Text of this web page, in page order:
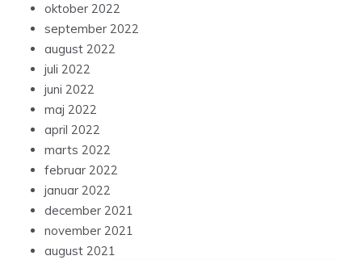
oktober 2022
september 2022
august 2022
juli 2022
juni 2022
maj 2022
april 2022
marts 2022
februar 2022
januar 2022
december 2021
november 2021
august 2021